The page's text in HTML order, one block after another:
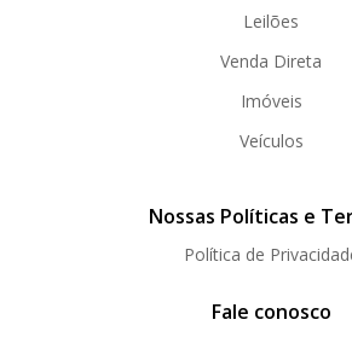
Leilões
Venda Direta
Imóveis
Veículos
Nossas Políticas e
Política de
Fale conosco